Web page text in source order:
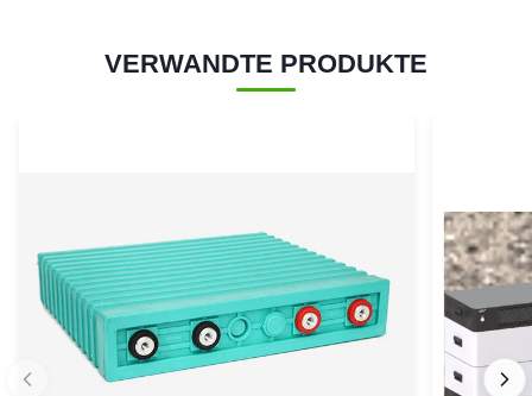
VERWANDTE PRODUKTE